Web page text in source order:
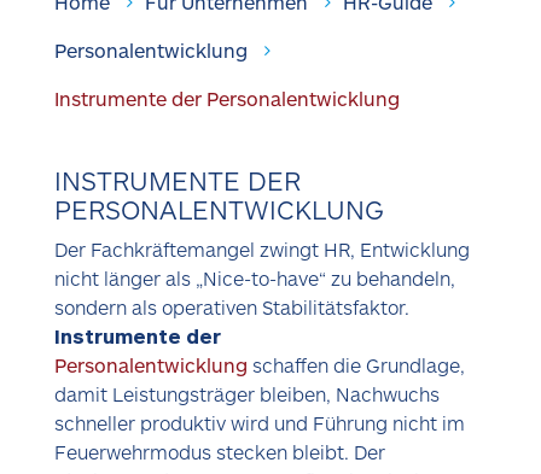
STANDORT FINDEN
Personalentwicklung
Instrumente der Personalentwicklung
INSTRUMENTE DER
PERSONALENTWICKLUNG
Der Fachkräftemangel zwingt HR, Entwicklung
nicht länger als „Nice-to-have“ zu behandeln,
sondern als operativen Stabilitätsfaktor.
Instrumente der
Personalentwicklung schaffen die Grundlage,
damit Leistungsträger bleiben, Nachwuchs
schneller produktiv wird und Führung nicht im
Feuerwehrmodus stecken bleibt. Der